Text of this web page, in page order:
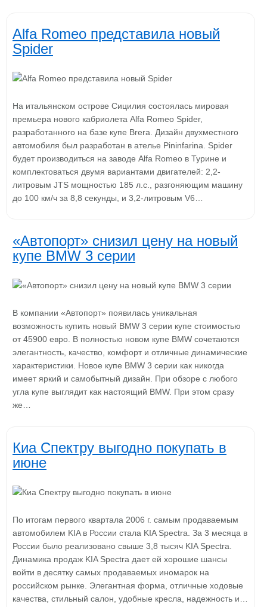
Alfa Romeo представила новый
Spider
На итальянском острове Сицилия состоялась мировая
премьера нового кабриолета Alfa Romeo Spider,
разработанного на базе купе Brera. Дизайн двухместного
автомобиля был разработан в ателье Pininfarina. Spider
будет производиться на заводе Alfa Romeo в Турине и
комплектоваться двумя вариантами двигателей: 2,2-
литровым JTS мощностью 185 л.с., разгоняющим машину
до 100 км/ч за 8,8 секунды, и 3,2-литровым V6…
«Автопорт» снизил цену на новый
купе BMW 3 cерии
В компании «Автопорт» появилась уникальная
возможность купить новый BMW 3 серии купе стоимостью
от 45900 евро. В полностью новом купе BMW сочетаются
элегантность, качество, комфорт и отличные динамические
характеристики. Новое купе BMW 3 серии как никогда
имеет яркий и самобытный дизайн. При обзоре с любого
угла купе выглядит как настоящий BMW. При этом сразу
же…
Киа Спектру выгодно покупать в
июне
По итогам первого квартала 2006 г. самым продаваемым
автомобилем KIA в России стала KIA Spectra. За 3 месяца в
России было реализовано свыше 3,8 тысяч KIA Spectra.
Динамика продаж KIA Spectra дает ей хорошие шансы
войти в десятку самых продаваемых иномарок на
российском рынке. Элегантная форма, отличные ходовые
качества, стильный салон, удобные кресла, надежность и…